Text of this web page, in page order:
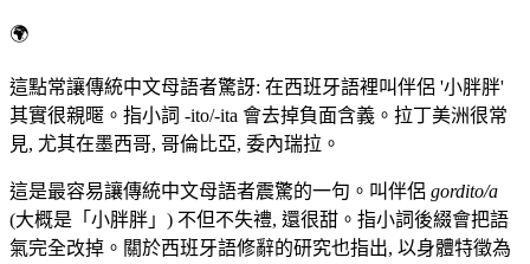
🌍
這點常讓傳統中文母語者驚訝: 在西班牙語裡叫伴侶 '小胖胖'
其實很親暱。指小詞 -ito/-ita 會去掉負面含義。拉丁美洲很常
見, 尤其在墨西哥, 哥倫比亞, 委內瑞拉。
這是最容易讓傳統中文母語者震驚的一句。叫伴侶 gordito/a
(大概是「小胖胖」) 不但不失禮, 還很甜。指小詞後綴會把語
氣完全改掉。關於西班牙語修辭的研究也指出, 以身體特徵為